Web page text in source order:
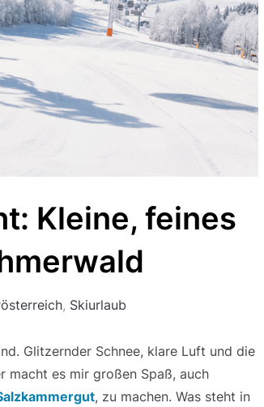
Kleine, feines
, Skiurlaub
Glitzernder Schnee, klare Luft und die
macht es mir großen Spaß, auch
, zu machen. Was steht in